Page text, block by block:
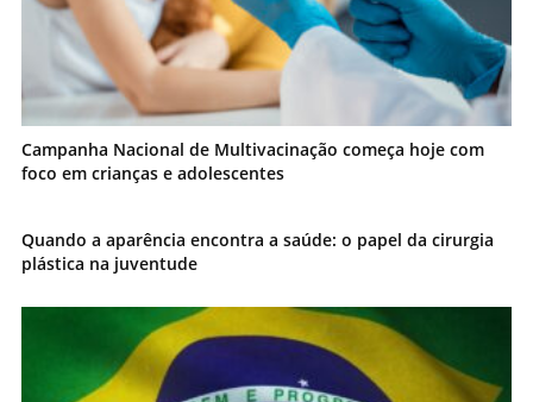
Campanha Nacional de Multivacinação começa hoje com
foco em crianças e adolescentes
Quando a aparência encontra a saúde: o papel da cirurgia
plástica na juventude